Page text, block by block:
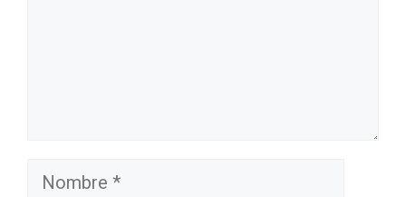
Nombre